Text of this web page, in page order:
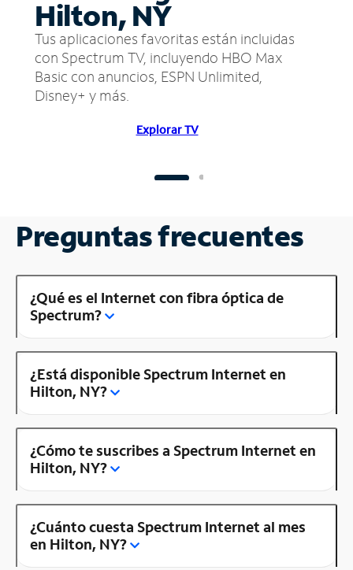
Hilton, NY
Tus aplicaciones favoritas están incluidas
con Spectrum TV, incluyendo HBO Max
Basic con anuncios, ESPN Unlimited,
Disney+ y más.
Explorar TV
Preguntas frecuentes
¿Qué es el Internet con fibra óptica de
Spectrum?
¿Está disponible Spectrum Internet en
Hilton, NY?
¿Cómo te suscribes a Spectrum Internet en
Hilton, NY?
¿Cuánto cuesta Spectrum Internet al mes
en Hilton, NY?